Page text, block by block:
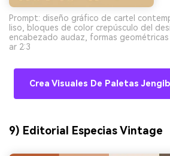
Prompt: diseño gráfico de cartel
liso, bloques de color crepúsculo del
encabezado audaz, formas
ar 2:3
Crea Visuales De Paletas
9) Editorial Especias Vintage